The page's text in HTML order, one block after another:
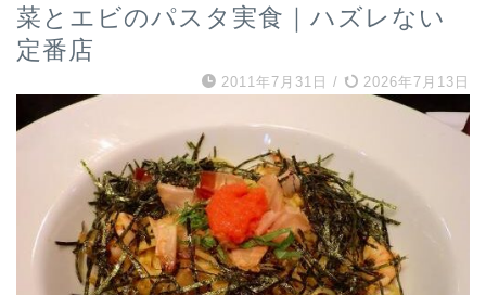
菜とエビのパスタ実食｜ハズレない
定番店
2011年7月31日 / 2026年7月13日